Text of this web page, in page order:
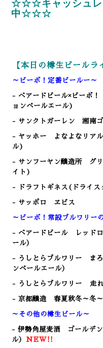
☆☆☆キャッシュレ
中☆☆☆
【本日の樽生ビールラ
～ビーボ！定番ビールー～
- ベアードビール×ビーボ
ョンペールエール)
- サンクトガーレン 湘南
- ヤッホー よなよなリア
ル)
- サンフーヤン醸造所 グリ
イト)
- ドラフトギネス(ドライス
- サッポロ ヱビス
～ビーボ！常設ブルワリー
- ベアードビール レッドロ
ール）
- うしとらブルワリー まろ
ンペールエール）
- うしとらブルワリー 走れ
- 京都醸造 春夏秋冬～冬～
～その他の樽生ビール～
- 伊勢角屋麦酒 ゴールデン
ル） NEW!!